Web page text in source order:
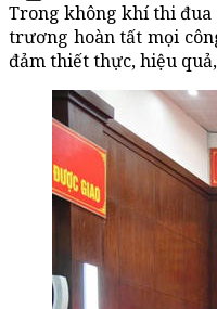
Trong không khí thi đua
trương hoàn tất mọi
đảm thiết thực, hiệu